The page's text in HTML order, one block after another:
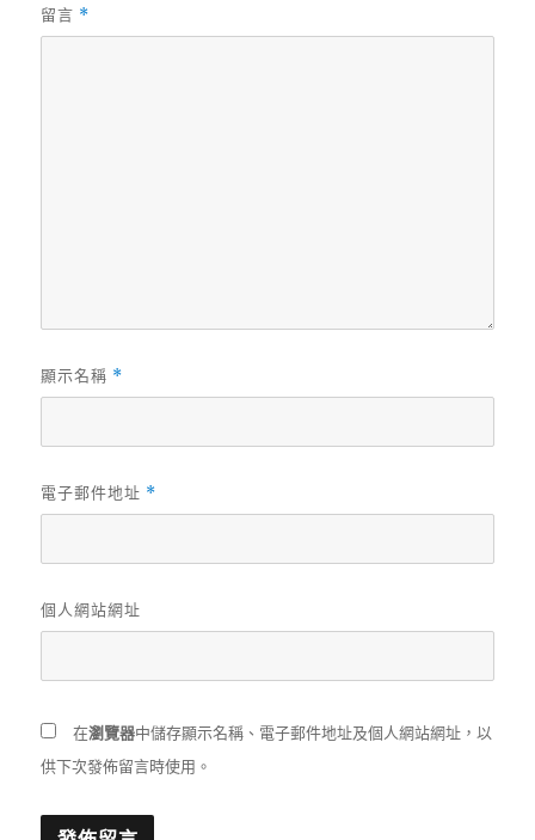
留言 *
顯示名稱 *
電子郵件地址 *
個人網站網址
在瀏覽器中儲存顯示名稱、電子郵件地址及個人網站網址，以
供下次發佈留言時使用。